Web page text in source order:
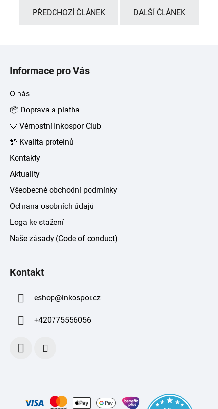
PŘEDCHOZÍ ČLÁNEK DALŠÍ ČLÁNEK
Informace pro Vás
O nás
📦 Doprava a platba
💛 Věrnostní Inkospor Club
💯 Kvalita proteinů
Kontakty
Aktuality
Všeobecné obchodní podmínky
Ochrana osobních údajů
Loga ke stažení
Naše zásady (Code of conduct)
Kontakt
eshop@inkospor.cz
+420775556056